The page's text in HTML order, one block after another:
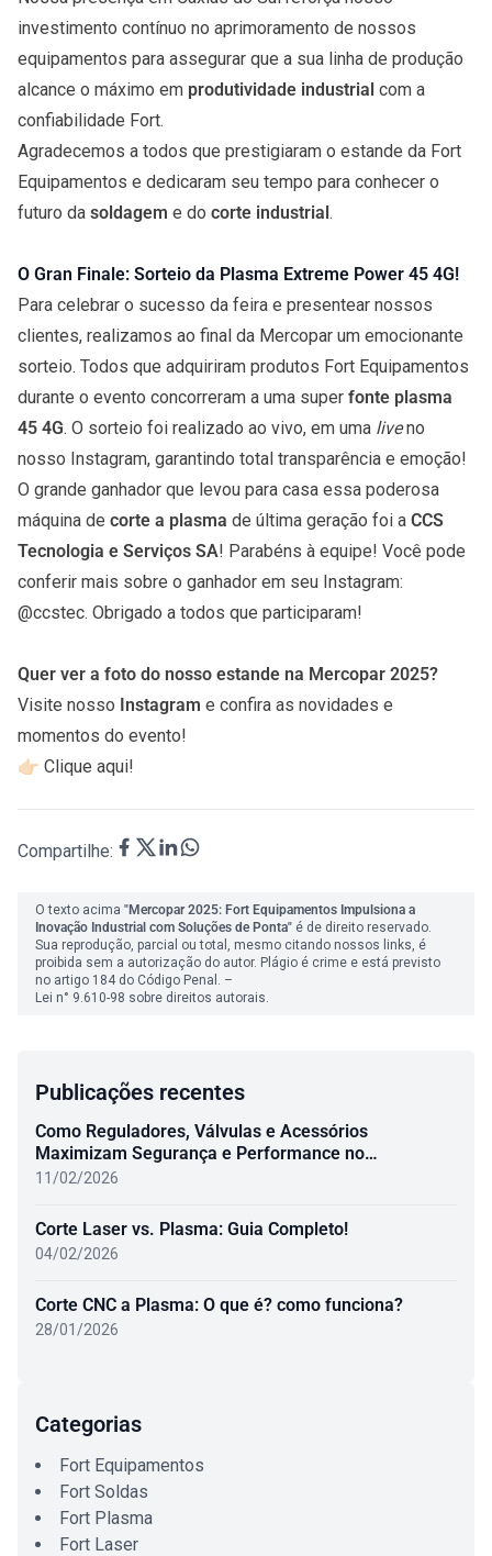
investimento contínuo no aprimoramento de nossos
equipamentos para assegurar que a sua linha de produção
alcance o máximo em produtividade industrial com a
confiabilidade Fort.
Agradecemos a todos que prestigiaram o estande da Fort
Equipamentos e dedicaram seu tempo para conhecer o
futuro da soldagem e do corte industrial.
O Gran Finale: Sorteio da Plasma Extreme Power 45 4G!
Para celebrar o sucesso da feira e presentear nossos
clientes, realizamos ao final da Mercopar um emocionante
sorteio. Todos que adquiriram produtos Fort Equipamentos
durante o evento concorreram a uma super fonte plasma
45 4G. O sorteio foi realizado ao vivo, em uma liveno
nosso Instagram, garantindo total transparência e emoção!
O grande ganhador que levou para casa essa poderosa
máquina de corte a plasma de última geração foi a CCS
Tecnologia e Serviços SA! Parabéns à equipe! Você pode
conferir mais sobre o ganhador em seu Instagram:
@ccstec. Obrigado a todos que participaram!
Quer ver a foto do nosso estande na Mercopar 2025?
Visite nosso Instagram e confira as novidades e
momentos do evento!
👉🏻 Clique aqui!
Compartilhe:
O texto acima "Mercopar 2025: Fort Equipamentos Impulsiona a
Inovação Industrial com Soluções de Ponta" é de direito reservado.
Sua reprodução, parcial ou total, mesmo citando nossos links, é
proibida sem a autorização do autor. Plágio é crime e está previsto
no artigo 184 do Código Penal. –
Lei n° 9.610-98 sobre direitos autorais.
Publicações recentes
Como Reguladores, Válvulas e Acessórios
Maximizam Segurança e Performance no
Oxicombustível
11/02/2026
Corte Laser vs. Plasma: Guia Completo!
04/02/2026
Corte CNC a Plasma: O que é? como funciona?
28/01/2026
Categorias
Fort Equipamentos
Fort Soldas
Fort Plasma
Fort Laser